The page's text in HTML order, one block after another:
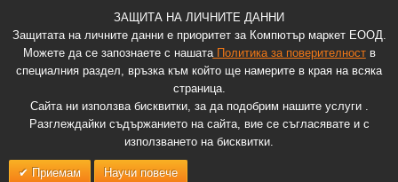
ЗАЩИТА НА ЛИЧНИТЕ ДАННИ
Защитата на личните данни е приоритет за Компютър маркет ЕООД.
Можете да се запознаете с нашатаПолитика за поверителноств
специалния раздел, връзка към който ще намерите в края на всяка
страница.
Сайта ни използва бисквитки, за да подобрим нашите услуги .
Разглеждайки съдържанието на сайта, вие се съгласявате и с
използването на бисквитки.
Приемам Научи повече